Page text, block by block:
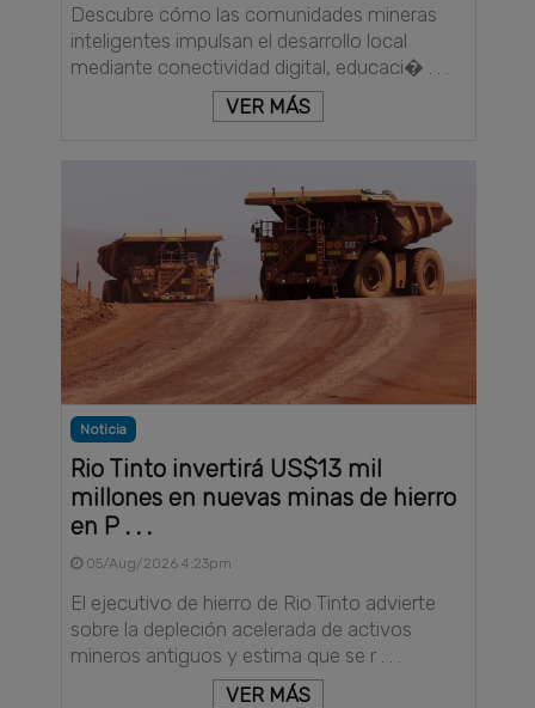
Descubre cómo las comunidades mineras
inteligentes impulsan el desarrollo local
mediante conectividad digital, educaci� . . .
VER MÁS
Noticia
Rio Tinto invertirá US$13 mil
millones en nuevas minas de hierro
en P . . .
05/Aug/2026 4:23pm
El ejecutivo de hierro de Rio Tinto advierte
sobre la depleción acelerada de activos
mineros antiguos y estima que se r . . .
VER MÁS